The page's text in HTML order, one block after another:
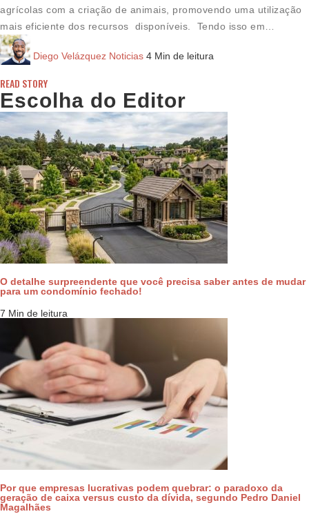
agrícolas com a criação de animais, promovendo uma utilização
mais eficiente dos recursos disponíveis. Tendo isso em…
Diego Velázquez Noticias 4 Min de leitura
READ STORY
Escolha do Editor
O detalhe surpreendente que você precisa saber antes de mudar
para um condomínio fechado!
7 Min de leitura
Por que empresas lucrativas podem quebrar: o paradoxo da
geração de caixa versus custo da dívida, segundo Pedro Daniel
Magalhães